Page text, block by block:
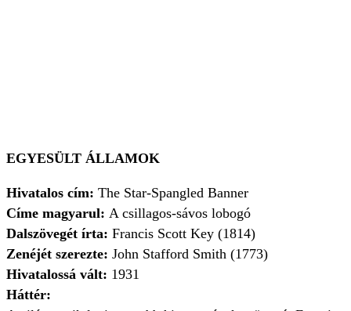
EGYESÜLT ÁLLAMOK
Hivatalos cím: The Star-Spangled Banner
Címe magyarul: A csillagos-sávos lobogó
Dalszövegét írta: Francis Scott Key (1814)
Zenéjét szerezte: John Stafford Smith (1773)
Hivatalossá vált: 1931
Háttér: